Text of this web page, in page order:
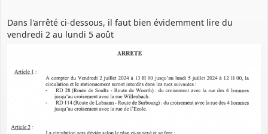
Dans l'arrêté ci-dessous, il faut bien évidemment lire du
vendredi 2 au lundi 5 août